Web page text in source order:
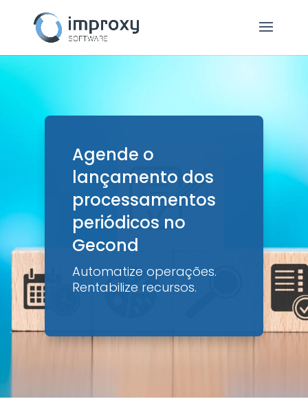
Agende o
lançamento dos
processamentos
periódicos no
Gecond
Automatize operações.
Rentabilize recursos.